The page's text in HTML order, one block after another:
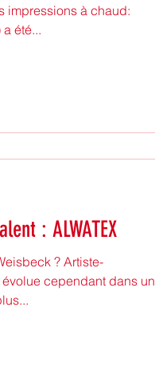
impressions à chaud:
été...
: ALWATEX
? Artiste-
cependant dans un